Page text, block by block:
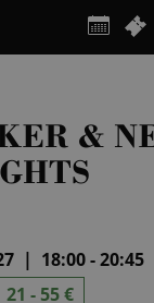
&
| 18:00 - 20:45
21 - 55 €